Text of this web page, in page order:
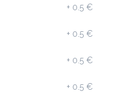
+ 0.5 €
+ 0.5 €
+ 0.5 €
+ 0.5 €